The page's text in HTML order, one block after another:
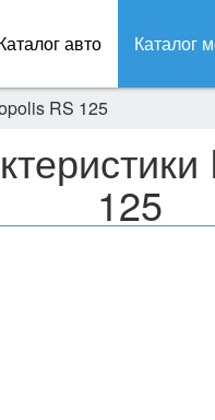
авто Каталог
RS 125
125